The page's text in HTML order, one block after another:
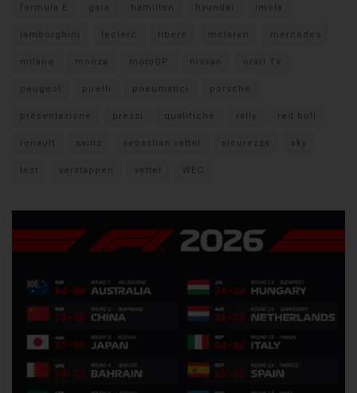
formula E gara hamilton hyundai imola
lamborghini leclerc libere mclaren mercedes
milano monza motoGP nissan orari TV
peugeot pirelli pneumatici porsche
presentazione prezzi qualifiche rally red bull
renault sainz sebastian vettel sicurezza sky
test verstappen vettel WEC